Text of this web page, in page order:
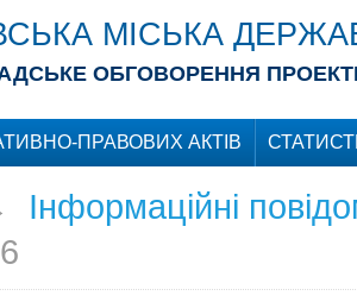
МІСЬКА
ОБГОВОРЕННЯ
ПРАВОВИХ АКТІВ
Інформаційні